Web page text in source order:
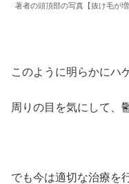
著者の頭頂部の写真【抜け毛が
このように明らかにハ
周りの目を気にして、
でも今は適切な治療を